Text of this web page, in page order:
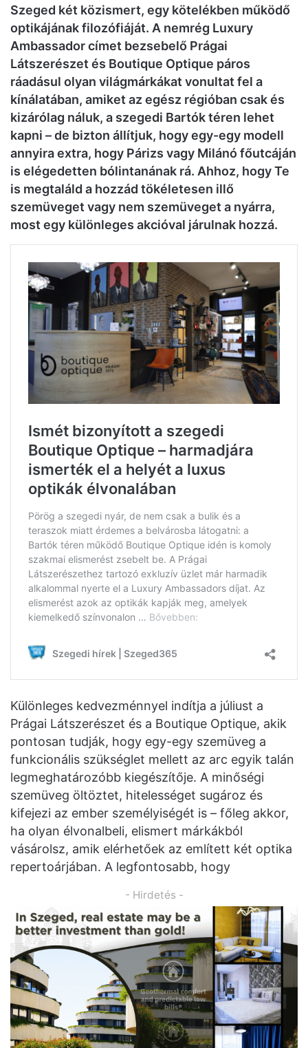
Szeged két közismert, egy kötelékben működő
optikájának filozófiáját. A nemrég Luxury
Ambassador címet bezsebelő Prágai
Látszerészet és Boutique Optique páros
ráadásul olyan világmárkákat vonultat fel a
kínálatában, amiket az egész régióban csak és
kizárólag náluk, a szegedi Bartók téren lehet
kapni – de bizton állítjuk, hogy egy-egy modell
annyira extra, hogy Párizs vagy Milánó főutcáján
is elégedetten bólintanának rá. Ahhoz, hogy Te
is megtaláld a hozzád tökéletesen illő
szemüveget vagy nem szemüveget a nyárra,
most egy különleges akcióval járulnak hozzá.
Különleges kedvezménnyel indítja a júliust a
Prágai Látszerészet és a Boutique Optique, akik
pontosan tudják, hogy egy-egy szemüveg a
funkcionális szükséglet mellett az arc egyik talán
legmeghatározóbb kiegészítője. A minőségi
szemüveg öltöztet, hitelességet sugároz és
kifejezi az ember személyiségét is – főleg akkor,
ha olyan élvonalbeli, elismert márkákból
vásárolsz, amik elérhetőek az említett két optika
repertoárjában. A legfontosabb, hogy
- Hirdetés -